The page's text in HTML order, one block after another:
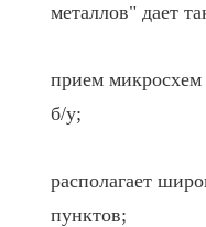
металлов" дает
прием микросхем
б/у;
располагает
пунктов;